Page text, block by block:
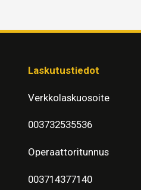
Laskutustiedot
Verkkolaskuosoite
003732535536
Operaattoritunnus
003714377140